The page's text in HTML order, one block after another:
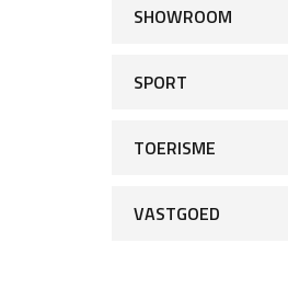
SHOWROOM
SPORT
TOERISME
VASTGOED